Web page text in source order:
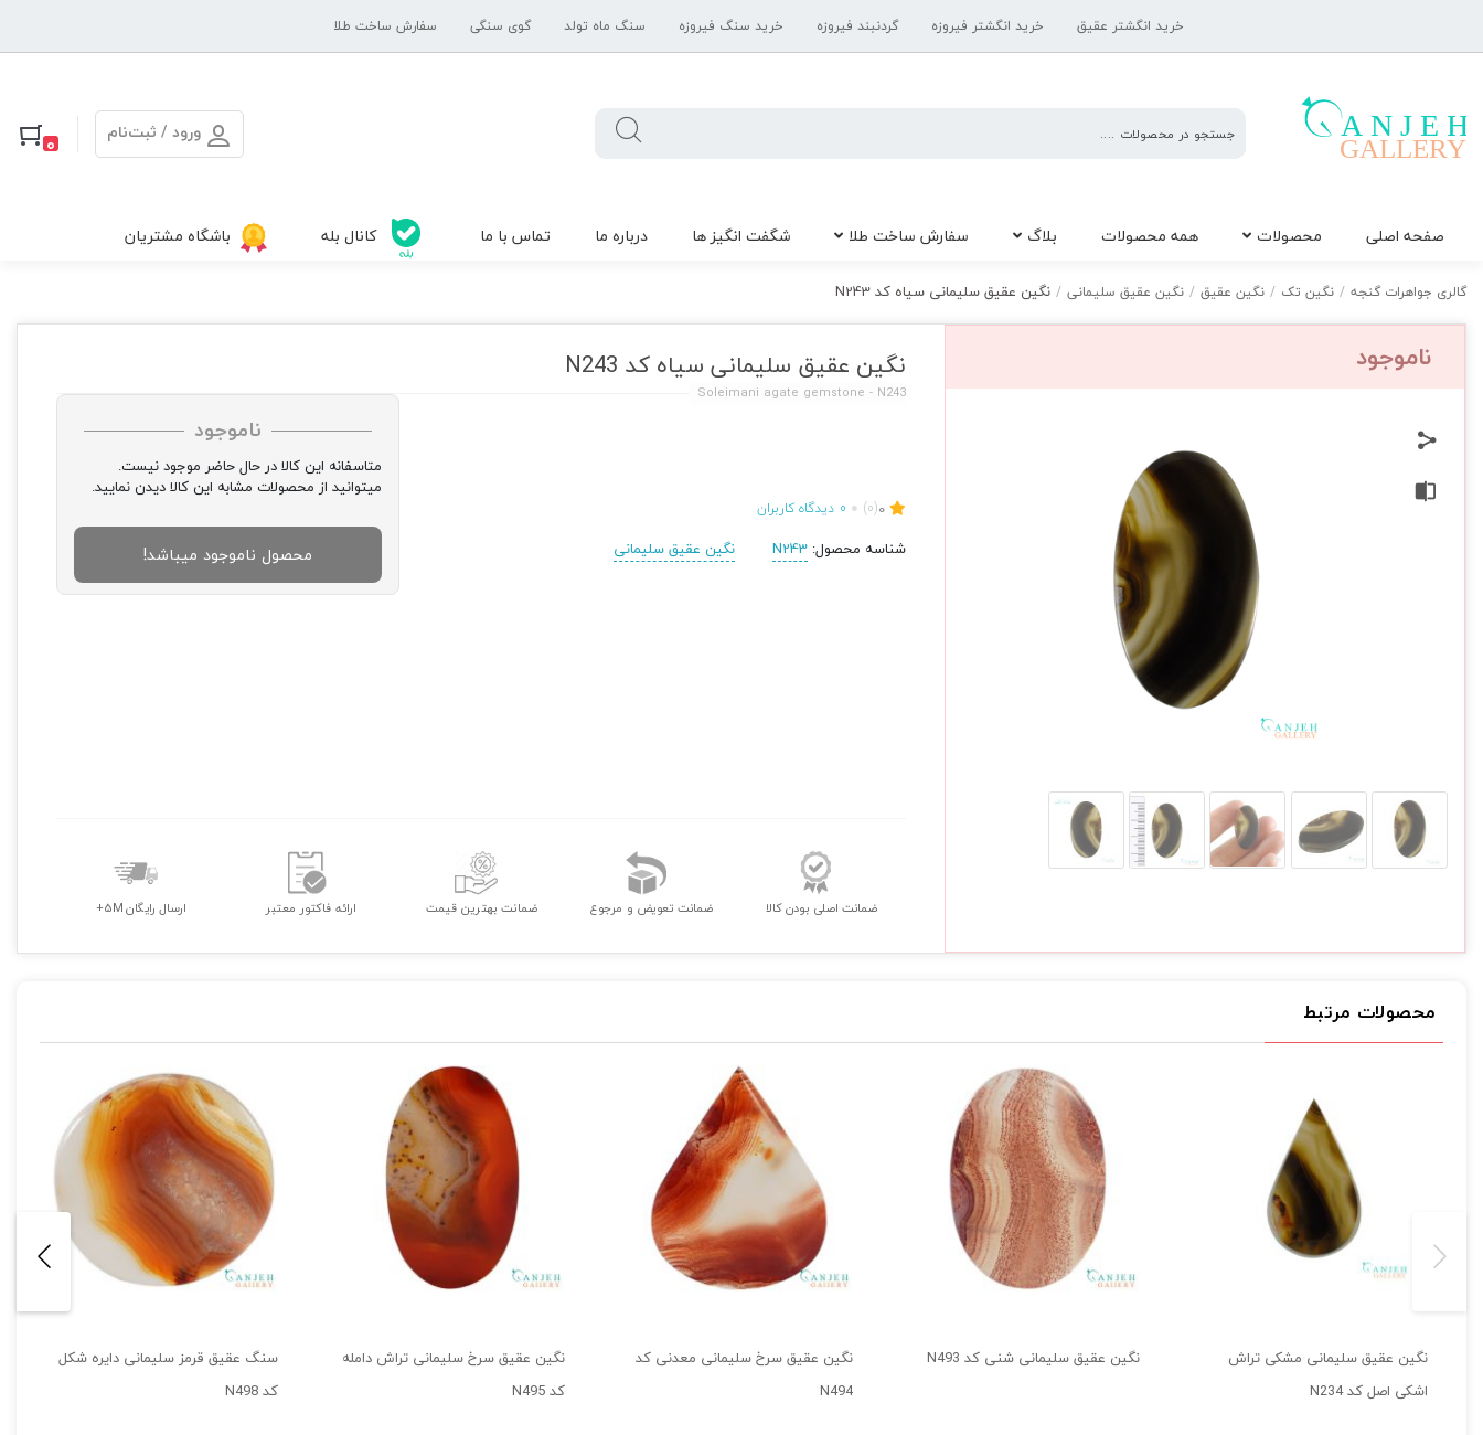
خرید انگشتر عقیق خرید انگشتر فیروزه گردنبند فیروزه خرید سنگ فیروزه سنگ ماه تولد گوی سنگی سفارش ساخت طلا
جواهرات
ورود / ثبت‌نام 0
صفحه اصلی محصولات همه محصولات بلاگ سفارش ساخت طلا شگفت انگیز ها درباره ما تماس با ما کانال بله باشگاه مشتریان
گالری جواهرات گنجه / نگین تک / نگین عقیق / نگین عقیق سلیمانی / نگین عقیق سلیمانی سیاه کد N243
ناموجود نگین عقیق سلیمانی سیاه کد N243
Soleimani agate gemstone - N243
ناموجود
متاسفانه این کالا در حال حاضر موجود نیست.
میتوانید از محصولات مشابه این کالا دیدن نمایید.
محصول ناموجود میباشد!
0
(0)
0 دیدگاه کاربران
شناسه محصول:N243 نگین عقیق سلیمانی
ضمانت اصلی بودن کالا ضمانت تعویض و مرجوع ضمانت بهترین قیمت ارائه فاکتور معتبر ارسال رایگان 5M+
محصولات مرتبط
نگین عقیق سلیمانی مشکی تراش
اشکی اصل کد N234
نگین عقیق سلیمانی شنی کد N493
نگین عقیق سرخ سلیمانی معدنی کد
N494
نگین عقیق سرخ سلیمانی تراش دامله
کد N495
سنگ عقیق قرمز سلیمانی دایره شکل
کد N498